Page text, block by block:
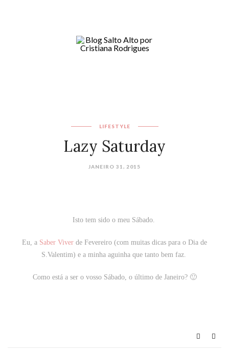
LIFESTYLE
Lazy Saturday
JANEIRO 31, 2015
Isto tem sido o meu Sábado.
Eu, a Saber Viver de Fevereiro (com muitas dicas para o Dia de
S.Valentim) e a minha aguinha que tanto bem faz.
Como está a ser o vosso Sábado, o último de Janeiro? 🙂